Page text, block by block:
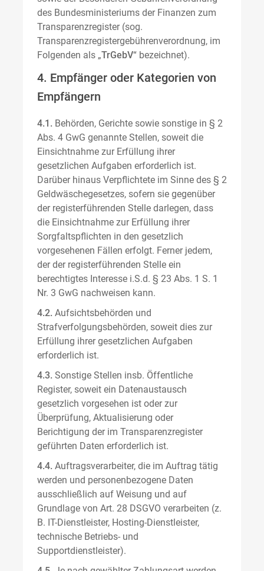
des Bundesministeriums der Finanzen zum
Transparenzregister (sog.
Transparenzregistergebührenverordnung, im
Folgenden als „TrGebV“ bezeichnet).
4. Empfänger oder Kategorien von
Empfängern
4.1. Behörden, Gerichte sowie sonstige in § 2
Abs. 4 GwG genannte Stellen, soweit die
Einsichtnahme zur Erfüllung ihrer
gesetzlichen Aufgaben erforderlich ist.
Darüber hinaus Verpflichtete im Sinne des § 2
Geldwäschegesetzes, sofern sie gegenüber
der registerführenden Stelle darlegen, dass
die Einsichtnahme zur Erfüllung ihrer
Sorgfaltspflichten in den gesetzlich
vorgesehenen Fällen erfolgt. Ferner jedem,
der der registerführenden Stelle ein
berechtigtes Interesse i.S.d. § 23 Abs. 1 S. 1
Nr. 3 GwG nachweisen kann.
4.2. Aufsichtsbehörden und
Strafverfolgungsbehörden, soweit dies zur
Erfüllung ihrer gesetzlichen Aufgaben
erforderlich ist.
4.3. Sonstige Stellen insb. Öffentliche
Register, soweit ein Datenaustausch
gesetzlich vorgesehen ist oder zur
Überprüfung, Aktualisierung oder
Berichtigung der im Transparenzregister
geführten Daten erforderlich ist.
4.4. Auftragsverarbeiter, die im Auftrag tätig
werden und personenbezogene Daten
ausschließlich auf Weisung und auf
Grundlage von Art. 28 DSGVO verarbeiten (z.
B. IT-Dienstleister, Hosting-Dienstleister,
technische Betriebs- und
Supportdienstleister).